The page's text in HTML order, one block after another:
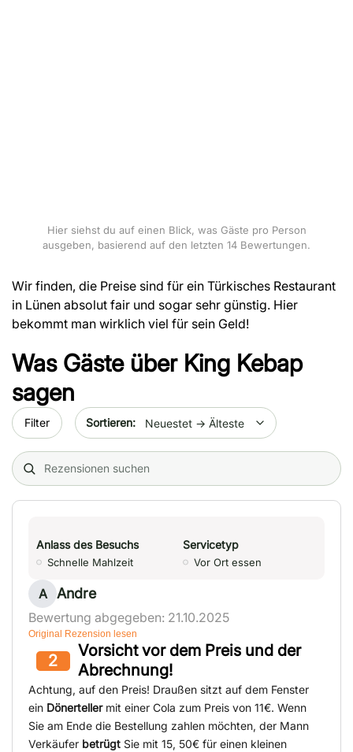
Hier siehst du auf einen Blick, was Gäste pro Person
ausgeben, basierend auf den letzten 14 Bewertungen.
Wir finden, die Preise sind für ein Türkisches Restaurant
in Lünen absolut fair und sogar sehr günstig. Hier
bekommt man wirklich viel für sein Geld!
Was Gäste über King Kebap
sagen
Filter Sort by date
Search (title/text)
Anlass des Besuchs
Schnelle Mahlzeit
Servicetyp
Vor Ort essen
A Andre
Bewertung abgegeben: 21.10.2025
Original Rezension lesen
2
Vorsicht vor dem Preis und der
Abrechnung!
Achtung, auf den Preis! Draußen sitzt auf dem Fenster
ein Dönertellermit einer Cola zum Preis von 11€. Wenn
Sie am Ende die Bestellung zahlen möchten, der Mann
Verkäufer betrügt Sie mit 15, 50€ für einen kleinen